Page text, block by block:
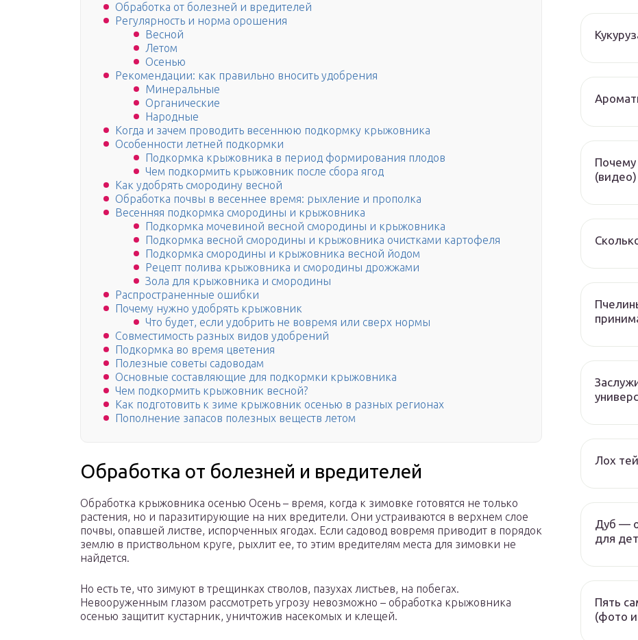
Обработка от болезней и вредителей
Регулярность и норма орошения
Весной
Летом
Осенью
Рекомендации: как правильно вносить удобрения
Минеральные
Органические
Народные
Когда и зачем проводить весеннюю подкормку крыжовника
Особенности летней подкормки
Подкормка крыжовника в период формирования плодов
Чем подкормить крыжовник после сбора ягод
Как удобрять смородину весной
Обработка почвы в весеннее время: рыхление и прополка
Весенняя подкормка смородины и крыжовника
Подкормка мочевиной весной смородины и крыжовника
Подкормка весной смородины и крыжовника очистками картофеля
Подкормка смородины и крыжовника весной йодом
Рецепт полива крыжовника и смородины дрожжами
Зола для крыжовника и смородины
Распространенные ошибки
Почему нужно удобрять крыжовник
Что будет, если удобрить не вовремя или сверх нормы
Совместимость разных видов удобрений
Подкормка во время цветения
Полезные советы садоводам
Основные составляющие для подкормки крыжовника
Чем подкормить крыжовник весной?
Как подготовить к зиме крыжовник осенью в разных регионах
Пополнение запасов полезных веществ летом
Обработка от болезней и вредителей
Обработка крыжовника осенью Осень – время, когда к зимовке готовятся не только
растения, но и паразитирующие на них вредители. Они устраиваются в верхнем слое
почвы, опавшей листве, испорченных ягодах. Если садовод вовремя приводит в порядок
землю в приствольном круге, рыхлит ее, то этим вредителям места для зимовки не
найдется.
Но есть те, что зимуют в трещинках стволов, пазухах листьев, на побегах.
Невооруженным глазом рассмотреть угрозу невозможно – обработка крыжовника
осенью защитит кустарник, уничтожив насекомых и клещей.
Почему
(видео)
Лох тей
Дуб —
для
Пять
(фото